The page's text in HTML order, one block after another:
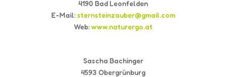
4190 Bad Leonfelden
E-Mail:sternsteinzauber@gmail.com
Web:www.naturergo.at
Sascha Bachinger
4593 Obergrünburg